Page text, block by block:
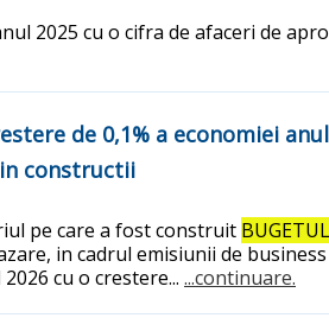
2025 cu o cifra de afaceri de
de 0,1% a economiei
constructii
pe care a fost construit BUGETUL
in cadrul emisiunii de
cu o crestere... ...continuare.